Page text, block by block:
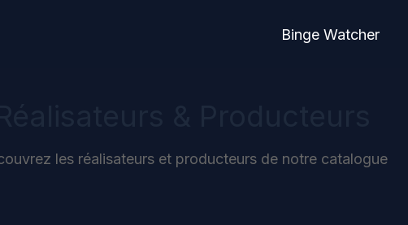
Binge Watcher
les réalisateurs et producteurs de notre catalogue